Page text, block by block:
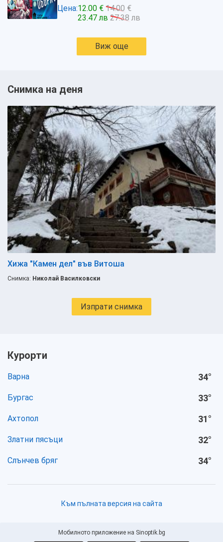
Цена:12.00 € 14.00 €
23.47 лв 27.38 лв
Виж още
Снимка на деня
Хижа "Камен дел" във Витоша
Снимка: Николай Василковски
Изпрати снимка
Курорти
Варна 34°
Бургас 33°
Ахтопол 31°
Златни пясъци 32°
Слънчев бряг 34°
Към пълната версия на сайта
Мобилното приложение на Sinoptik.bg